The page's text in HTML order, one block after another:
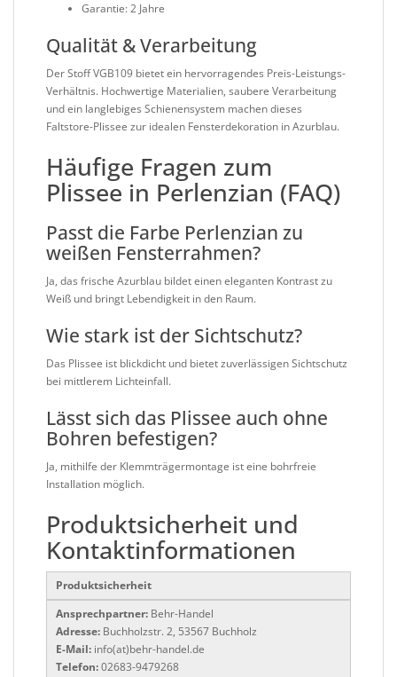
Garantie: 2 Jahre
Qualität & Verarbeitung
Der Stoff VGB109 bietet ein hervorragendes Preis-Leistungs-
Verhältnis. Hochwertige Materialien, saubere Verarbeitung
und ein langlebiges Schienensystem machen dieses
Faltstore-Plissee zur idealen Fensterdekoration in Azurblau.
Häufige Fragen zum
Plissee in Perlenzian (FAQ)
Passt die Farbe Perlenzian zu
weißen Fensterrahmen?
Ja, das frische Azurblau bildet einen eleganten Kontrast zu
Weiß und bringt Lebendigkeit in den Raum.
Wie stark ist der Sichtschutz?
Das Plissee ist blickdicht und bietet zuverlässigen Sichtschutz
bei mittlerem Lichteinfall.
Lässt sich das Plissee auch ohne
Bohren befestigen?
Ja, mithilfe der Klemmträgermontage ist eine bohrfreie
Installation möglich.
Produktsicherheit und
Kontaktinformationen
Produktsicherheit
Ansprechpartner: Behr-Handel
Adresse: Buchholzstr. 2, 53567 Buchholz
E-Mail: info(at)behr-handel.de
Telefon:02683-9479268